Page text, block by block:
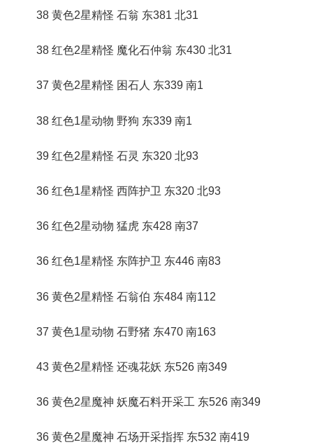
38 黄色2星精怪 石翁 东381 北31
38 红色2星精怪 魔化石仲翁 东430 北31
37 黄色2星精怪 困石人 东339 南1
38 红色1星动物 野狗 东339 南1
39 红色2星精怪 石灵 东320 北93
36 红色1星精怪 西阵护卫 东320 北93
36 红色2星动物 猛虎 东428 南37
36 红色1星精怪 东阵护卫 东446 南83
36 黄色2星精怪 石翁伯 东484 南112
37 黄色1星动物 石野猪 东470 南163
43 黄色2星精怪 还魂花妖 东526 南349
36 黄色2星魔神 妖魔石料开采工 东526 南349
36 黄色2星魔神 石场开采指挥 东532 南419